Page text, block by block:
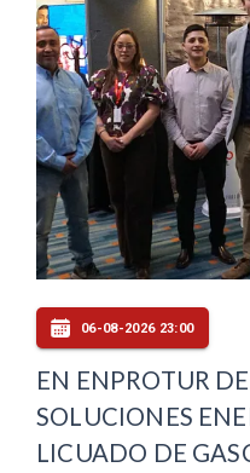
06-08-2026 23:00
EN ENPROTUR
SOLUCIONES
LICUADO DE